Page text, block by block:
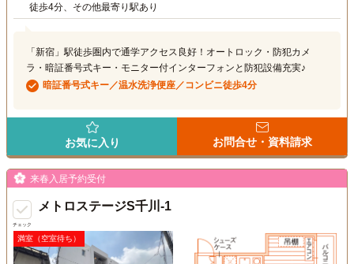
徒歩4分、その他最寄り駅あり
「新宿」駅徒歩圏内で通学アクセス良好！オートロック・防犯カメ
ラ・暗証番号式キー・モニター付インターフォンと防犯設備充実♪
暗証番号式キー／温水洗浄便座／コンビニ徒歩4分
お気に入り お問合せ・資料請求
チェック
来春入居予約受付
メトロステージS千川-1
満室（空室待ち）